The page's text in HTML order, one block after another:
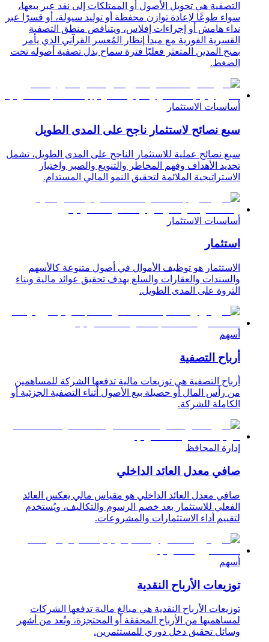
التصفية هي تحويل الأصول أو الممتلكات إلى نقد عبر بيعها،
سواء طوعًا لإعادة توازن محفظة أو توليد سيولة، أو قسرًا عبر
نداء هامش أو إجراءات إفلاس، ويتناقض منطق التصفية
القسرية الفورية مع مبدأ إنظار المُعسِر القرآني الذي يأمر
بمنح المدين المتعثر فعليًا فترة سماح بدل تصفية أصوله تحت
الضغط.
أساسيات الاستثمار
سبع نصائح لاستثمار ناجح على المدى الطويل
سبع نصائح عملية للاستثمار الناجح على المدى الطويل، تشمل
تحديد الأهداف وفهم المخاطر والتنويع والصبر واختيار
الاستراتيجية الملائمة لتحقيق النمو المالي المستدام.
أساسيات الاستثمار
استثمار
الاستثمار هو توظيف الأموال في أصول متنوعة كالأسهم
والسندات والعقارات والسلع بهدف تحقيق عوائد مالية وبناء
الثروة على المدى الطويل.
أسهم
أرباح التصفية
أرباح التصفية هي توزيعات مالية تدفعها الشركة للمساهمين
من رأس المال أو حصيلة بيع الأصول أثناء التصفية الجزئية أو
الكاملة للشركة.
إدارة المحافظ
صافي معدل العائد الداخلي
صافي معدل العائد الداخلي هو مقياس مالي يعكس العائد
الفعلي للاستثمار بعد خصم الرسوم والتكاليف، ويُستخدم
لتقييم أداء الاستثمارات والمشروعات.
أسهم
توزيعات الأرباح النقدية
توزيعات الأرباح النقدية هي مبالغ مالية تدفعها الشركات
لمساهميها من الأرباح المحققة أو المحتجزة، وتُعد من أشهر
وسائل تحقيق دخل دوري للمستثمرين.